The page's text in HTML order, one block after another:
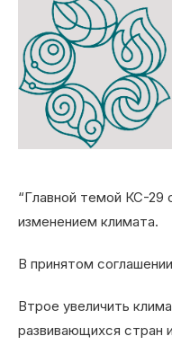
“Главной темой КС-29
изменением климата.
В принятом
Втрое увеличить
развивающихся стран